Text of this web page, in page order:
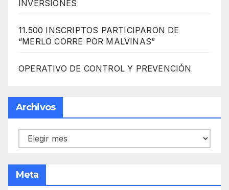
INVERSIONES
11.500 INSCRIPTOS PARTICIPARON DE
“MERLO CORRE POR MALVINAS”
OPERATIVO DE CONTROL Y PREVENCIÓN
Archivos
Archivos
Meta